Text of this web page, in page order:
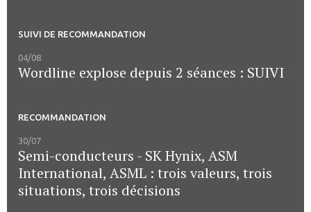
SUIVI DE RECOMMANDATION
04/08
Wordline explose depuis 2 séances : SUIVI
RECOMMANDATION
30/07
Semi-conducteurs - SK Hynix, ASM
International, ASML : trois valeurs, trois
situations, trois décisions